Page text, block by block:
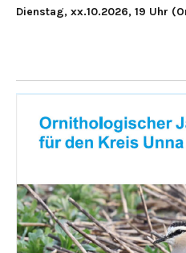
Dienstag, xx.10.2026, 19 Uhr